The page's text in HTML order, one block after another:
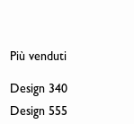
Più venduti
Design 340
Design 555